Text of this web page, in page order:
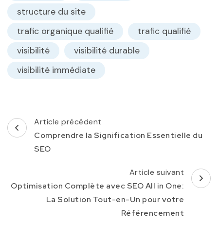
structure du site
trafic organique qualifié
trafic qualifié
visibilité
visibilité durable
visibilité immédiate
Navigation
d'article
Article précédent
Comprendre la Signification Essentielle du
SEO
Article suivant
Optimisation Complète avec SEO All in One:
La Solution Tout-en-Un pour votre
Référencement